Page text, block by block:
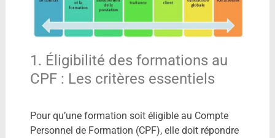
1. Éligibilité des formations au
CPF : Les critères essentiels
Pour qu’une formation soit éligible au Compte
Personnel de Formation (CPF), elle doit répondre